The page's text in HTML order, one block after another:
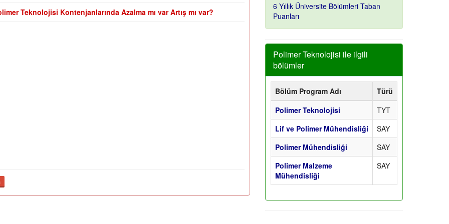
Teknolojisi Kontenjanlarında Azalma mı var Artış mı var?
6 Yıllık Üniversite Bölümleri Taban
Puanları
Polimer Teknolojisi ile ilgili
bölümler
Bölüm Program Adı
Türü
Polimer Teknolojisi
TYT
Lif ve Polimer Mühendisliği
SAY
Polimer Mühendisliği
SAY
Polimer Malzeme
Mühendisliği
SAY